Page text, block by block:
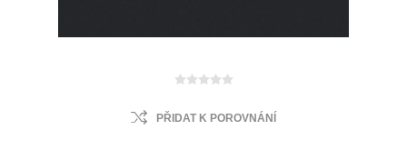
PŘIDAT K POROVNÁNÍ